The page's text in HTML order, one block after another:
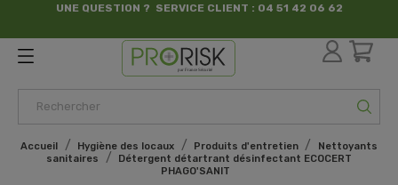
UNE QUESTION ? SERVICE CLIENT : 04 51 42 06 62
par France Sécurité
Accueil Hygiène des locaux Produits d'entretien
Nettoyants
sanitaires
Détergent détartrant désinfectant ECOCERT
PHAGO'SANIT